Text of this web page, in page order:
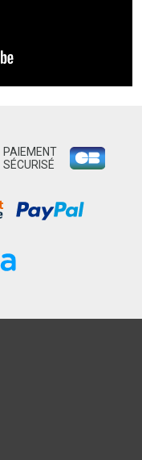
PAIEMENT
SÉCURISÉ